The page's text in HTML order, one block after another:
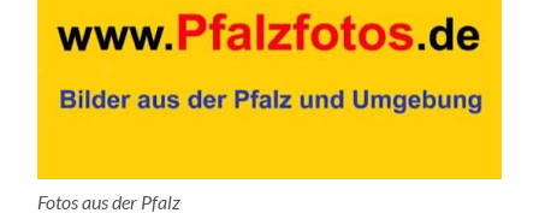
Fotos aus der Pfalz